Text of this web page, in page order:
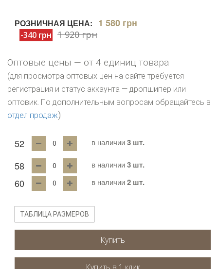
РОЗНИЧНАЯ ЦЕНА: 1 580 грн
-340 грн 1 920 грн
Оптовые цены — от 4 единиц товара
(для просмотра оптовых цен на сайте требуется
регистрация и статус аккаунта — дропшипер или
оптовик. По дополнительным вопросам обращайтесь в
отдел продаж)
52 в наличии3 шт.
58 в наличии3 шт.
60 в наличии2 шт.
ТАБЛИЦА РАЗМЕРОВ
Купить